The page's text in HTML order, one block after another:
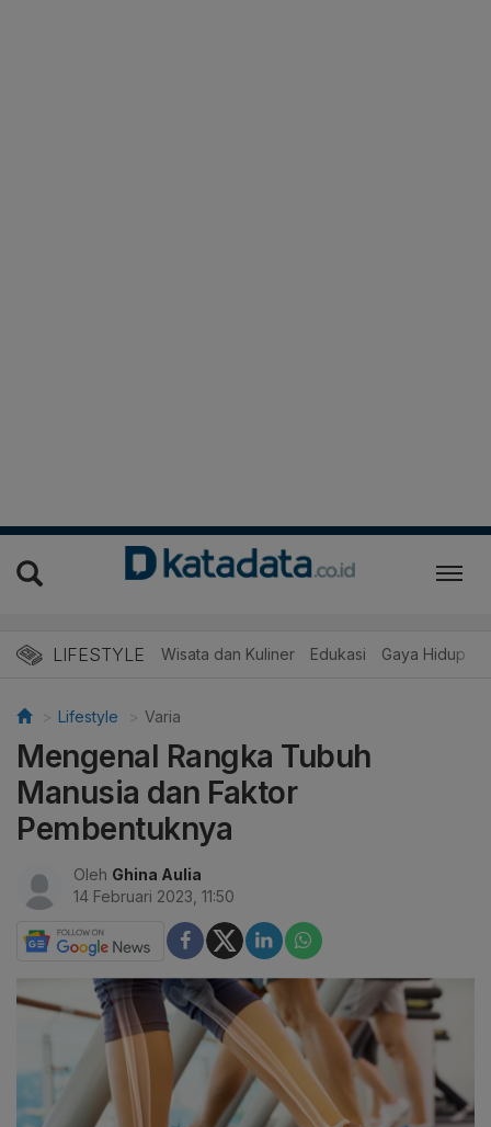
LIFESTYLE Wisata dan Kuliner Edukasi Gaya Hidup
Lifestyle Varia
Mengenal Rangka Tubuh
Manusia dan Faktor
Pembentuknya
Oleh Ghina Aulia
14 Februari 2023, 11:50